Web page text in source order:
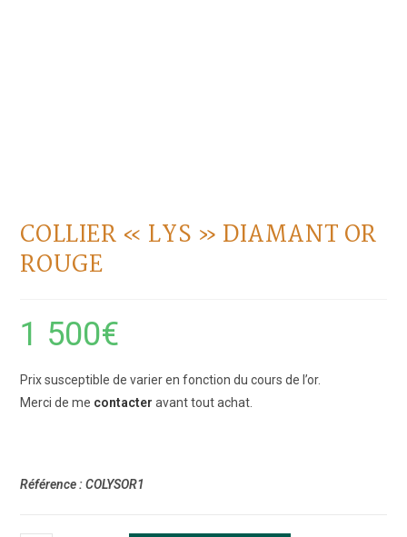
COLLIER « LYS » DIAMANT OR
ROUGE
1 500€
Prix susceptible de varier en fonction du cours de l’or.
Merci de me contacter avant tout achat.
Référence : COLYSOR1